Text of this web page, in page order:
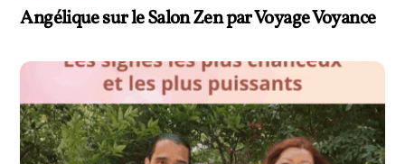
Angélique sur le Salon Zen par Voyage Voyance